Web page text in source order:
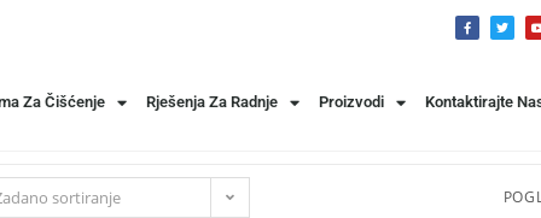
Za Čišćenje Rješenja Za Radnje Proizvodi Kontaktirajte
sortiranje